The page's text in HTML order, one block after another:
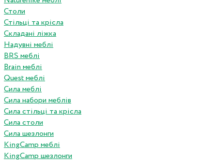
Столи
Стільці та крісла
Складані ліжка
Надувні меблі
BRS меблі
Brain меблі
Quest меблі
Сила меблі
Сила набори меблів
Сила стільці та крісла
Сила столи
Сила шезлонги
KingCamp меблі
KingCamp шезлонги